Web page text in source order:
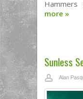
more »
Sunless
Alan